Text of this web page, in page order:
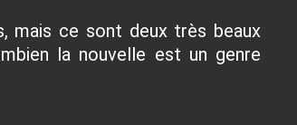
mais ce sont deux très beaux
la nouvelle est un genre